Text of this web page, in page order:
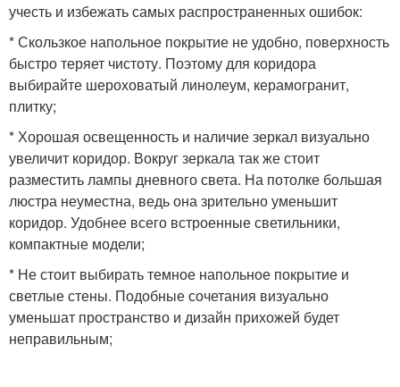
учесть и избежать самых распространенных ошибок:
* Скользкое напольное покрытие не удобно, поверхность
быстро теряет чистоту. Поэтому для коридора
выбирайте шероховатый линолеум, керамогранит,
плитку;
* Хорошая освещенность и наличие зеркал визуально
увеличит коридор. Вокруг зеркала так же стоит
разместить лампы дневного света. На потолке большая
люстра неуместна, ведь она зрительно уменьшит
коридор. Удобнее всего встроенные светильники,
компактные модели;
* Не стоит выбирать темное напольное покрытие и
светлые стены. Подобные сочетания визуально
уменьшат пространство и дизайн прихожей будет
неправильным;